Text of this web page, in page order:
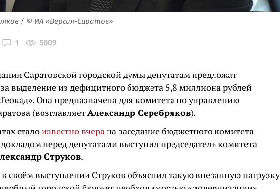
/ © ИА «Версия-Саратов»
1 5009
Саратовской городской думы депутатам предложат
за выделение из дефицитного бюджета 5,8 миллиона рублей
Она предназначена для комитета по управлению
(возглавляетАлександр Серебряков).
сталоизвестно вчерана заседание бюджетного комитета
перед депутатами выступил председатель комитета
Струков.
своём выступлении Струков объяснил такую внезапную нагрузку